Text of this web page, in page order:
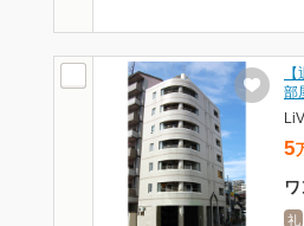
部
5
礼